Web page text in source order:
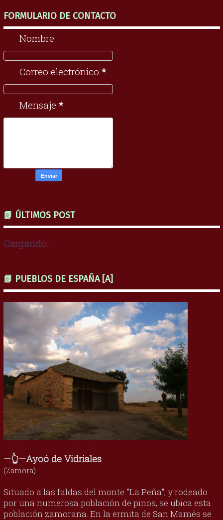
FORMULARIO DE CONTACTO
Nombre
Correo electrónico *
Mensaje *
📗 ÚLTIMOS POST
Cargando...
📗 PUEBLOS DE ESPAÑA [A]
—👆—Ayoó de Vidriales
(Zamora)
Situado a las faldas del monte "La Peña", y rodeado
por una numerosa población de pinos, se ubica esta
población zamorana. En la ermita de San Mamés se